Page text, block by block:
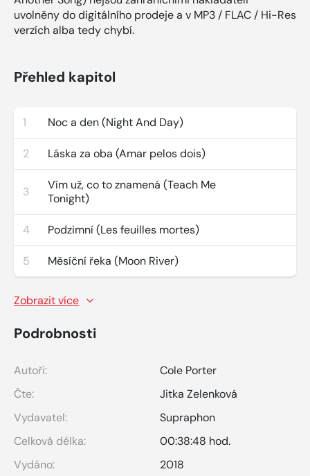
uvolněny do digitálního prodeje a v MP3 / FLAC / Hi-Res
verzích alba tedy chybí.
Přehled kapitol
1 Noc a den (Night And Day)
2 Láska za oba (Amar pelos dois)
3
Vím už, co to znamená (Teach Me
Tonight)
4 Podzimní (Les feuilles mortes)
5 Měsíční řeka (Moon River)
Zobrazit více
Podrobnosti
Autoři:
Cole Porter
Čte:
Jitka Zelenková
Vydavatel:
Supraphon
Celková délka:
00:38:48 hod.
Vydáno:
2018